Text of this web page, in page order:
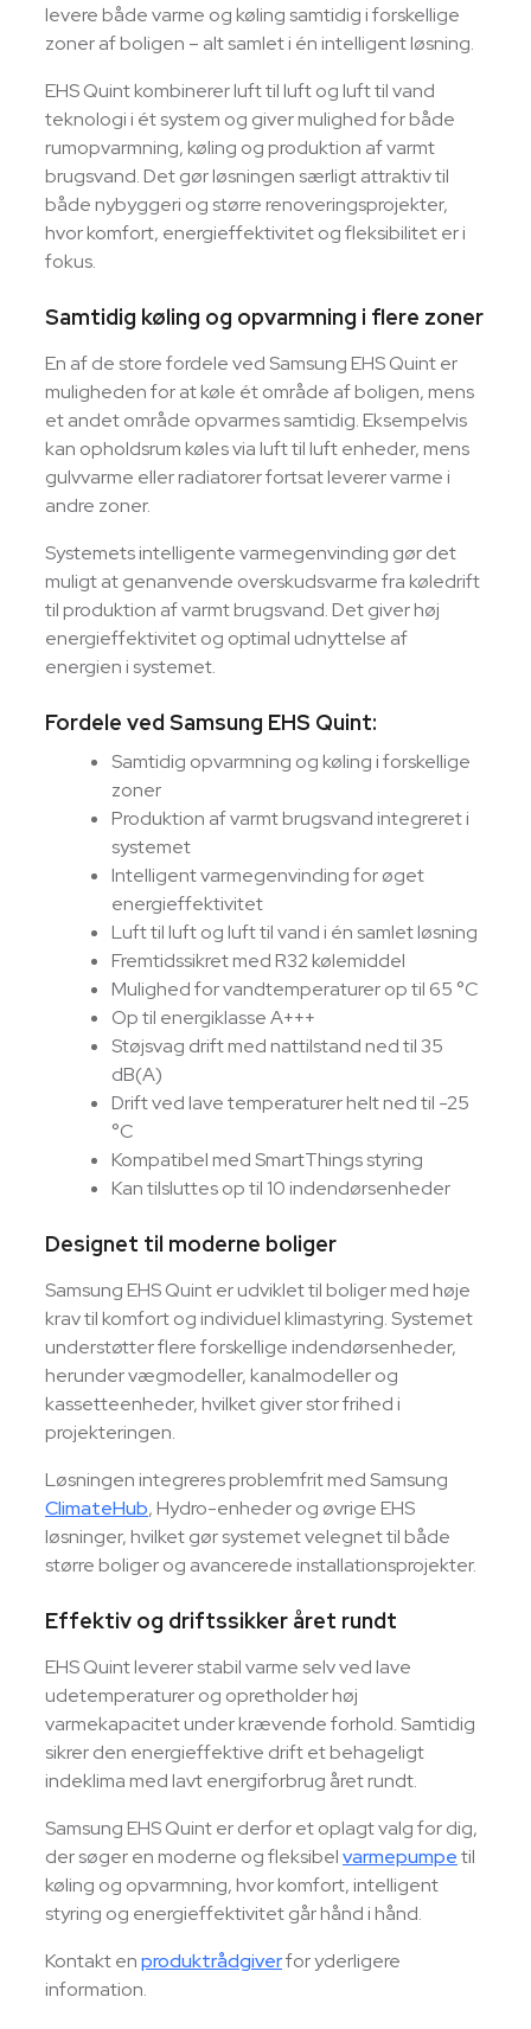
levere både varme og køling samtidig i forskellige
zoner af boligen – alt samlet i én intelligent løsning.
EHS Quint kombinerer luft til luft og luft til vand
teknologi i ét system og giver mulighed for både
rumopvarmning, køling og produktion af varmt
brugsvand. Det gør løsningen særligt attraktiv til
både nybyggeri og større renoveringsprojekter,
hvor komfort, energieffektivitet og fleksibilitet er i
fokus.
Samtidig køling og opvarmning i flere zoner
En af de store fordele ved Samsung EHS Quint er
muligheden for at køle ét område af boligen, mens
et andet område opvarmes samtidig. Eksempelvis
kan opholdsrum køles via luft til luft enheder, mens
gulvvarme eller radiatorer fortsat leverer varme i
andre zoner.
Systemets intelligente varmegenvinding gør det
muligt at genanvende overskudsvarme fra køledrift
til produktion af varmt brugsvand. Det giver høj
energieffektivitet og optimal udnyttelse af
energien i systemet.
Fordele ved Samsung EHS Quint:
Samtidig opvarmning og køling i forskellige
zoner
Produktion af varmt brugsvand integreret i
systemet
Intelligent varmegenvinding for øget
energieffektivitet
Luft til luft og luft til vand i én samlet løsning
Fremtidssikret med R32 kølemiddel
Mulighed for vandtemperaturer op til 65 °C
Op til energiklasse A+++
Støjsvag drift med nattilstand ned til 35
dB(A)
Drift ved lave temperaturer helt ned til -25
°C
Kompatibel med SmartThings styring
Kan tilsluttes op til 10 indendørsenheder
Designet til moderne boliger
Samsung EHS Quint er udviklet til boliger med høje
krav til komfort og individuel klimastyring. Systemet
understøtter flere forskellige indendørsenheder,
herunder vægmodeller, kanalmodeller og
kassetteenheder, hvilket giver stor frihed i
projekteringen.
Løsningen integreres problemfrit med Samsung
ClimateHub, Hydro-enheder og øvrige EHS
løsninger, hvilket gør systemet velegnet til både
større boliger og avancerede installationsprojekter.
Effektiv og driftssikker året rundt
EHS Quint leverer stabil varme selv ved lave
udetemperaturer og opretholder høj
varmekapacitet under krævende forhold. Samtidig
sikrer den energieffektive drift et behageligt
indeklima med lavt energiforbrug året rundt.
Samsung EHS Quint er derfor et oplagt valg for dig,
der søger en moderne og fleksibelvarmepumpetil
køling og opvarmning, hvor komfort, intelligent
styring og energieffektivitet går hånd i hånd.
Kontakt enproduktrådgiverfor yderligere
information.